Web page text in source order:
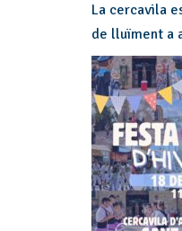
La cercavila
de lluïment a